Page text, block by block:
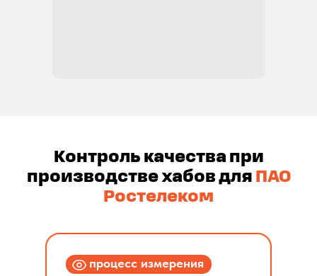
Контроль качества при
производстве хабов для ПАО
Ростелеком
процесс измерения